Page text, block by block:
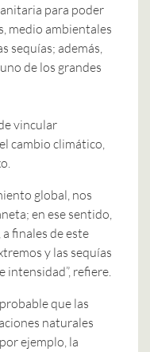
para poder
medio ambientales
sequías; además,
de los grandes
vincular
cambio climático,
global, nos
en ese sentido,
finales de este
y las sequías
intensidad”, refiere.
que las
naturales
ejemplo, la